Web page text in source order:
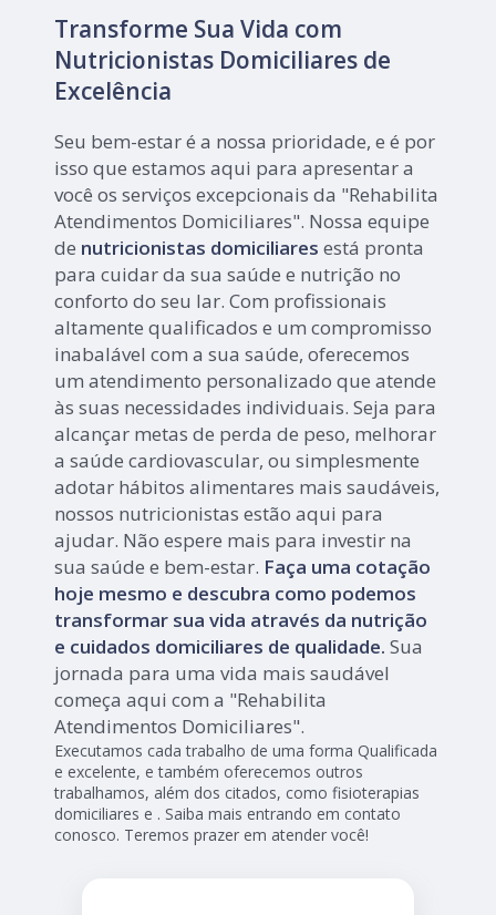
Transforme Sua Vida com
Nutricionistas Domiciliares de
Excelência
Seu bem-estar é a nossa prioridade, e é por
isso que estamos aqui para apresentar a
você os serviços excepcionais da "Rehabilita
Atendimentos Domiciliares". Nossa equipe
de nutricionistas domiciliares está pronta
para cuidar da sua saúde e nutrição no
conforto do seu lar. Com profissionais
altamente qualificados e um compromisso
inabalável com a sua saúde, oferecemos
um atendimento personalizado que atende
às suas necessidades individuais. Seja para
alcançar metas de perda de peso, melhorar
a saúde cardiovascular, ou simplesmente
adotar hábitos alimentares mais saudáveis,
nossos nutricionistas estão aqui para
ajudar. Não espere mais para investir na
sua saúde e bem-estar. Faça uma cotação
hoje mesmo e descubra como podemos
transformar sua vida através da nutrição
e cuidados domiciliares de qualidade. Sua
jornada para uma vida mais saudável
começa aqui com a "Rehabilita
Atendimentos Domiciliares".
Executamos cada trabalho de uma forma Qualificada
e excelente, e também oferecemos outros
trabalhamos, além dos citados, como fisioterapias
domiciliares e . Saiba mais entrando em contato
conosco. Teremos prazer em atender você!